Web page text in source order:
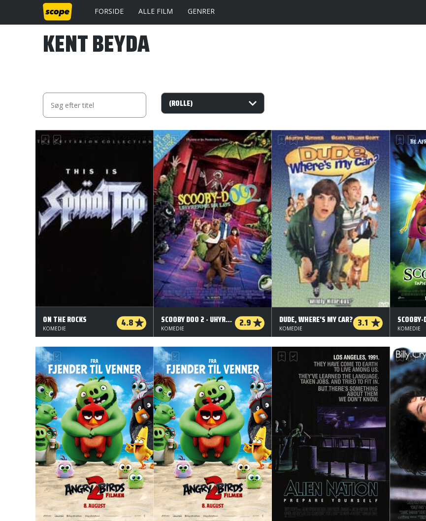
FORSIDE ALLE FILM GENRER
KENT BEYDA
ON THE ROCKS 4.8
KOMEDIE
SCOOBY DOO 2 - UHYRERNE ER LØS 2.9
KOMEDIE
DUDE, WHERE'S MY CAR? 3.1
KOMEDIE
SCOOBY-
KOMEDIE